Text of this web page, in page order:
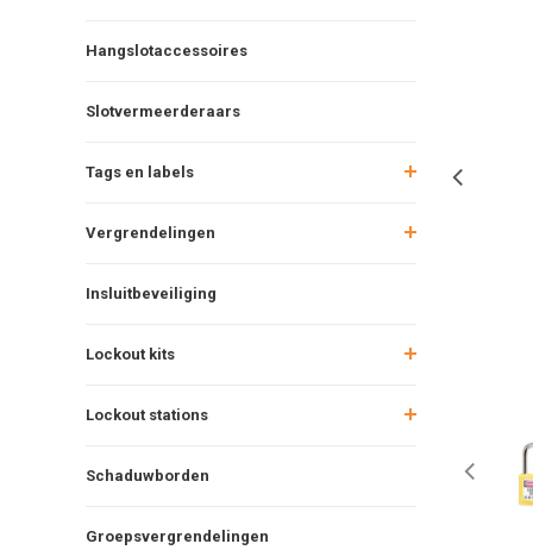
Hangslotaccessoires
Slotvermeerderaars
Tags en labels
Vergrendelingen
Insluitbeveiliging
Lockout kits
Lockout stations
Schaduwborden
Groepsvergrendelingen